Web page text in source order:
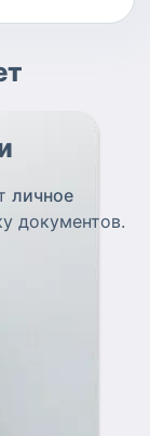
личное
документов.